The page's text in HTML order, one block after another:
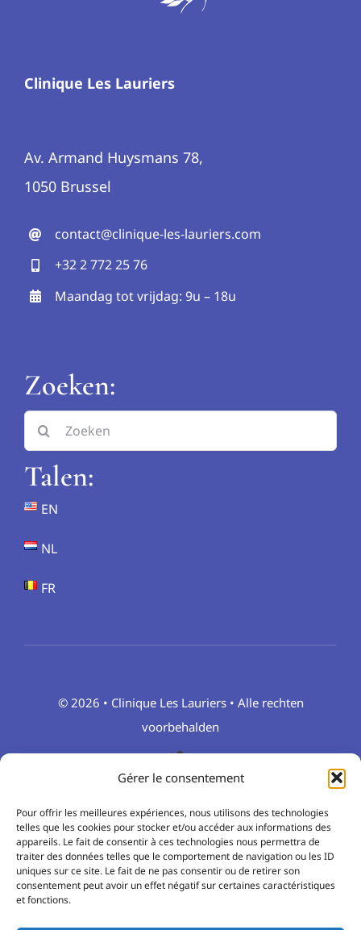
Gérer le consentement
Pour offrir les meilleures expériences, nous utilisons des technologies
telles que les cookies pour stocker et/ou accéder aux informations des
appareils. Le fait de consentir à ces technologies nous permettra de
traiter des données telles que le comportement de navigation ou les ID
uniques sur ce site. Le fait de ne pas consentir ou de retirer son
consentement peut avoir un effet négatif sur certaines caractéristiques
et fonctions.
Clinique Les Lauriers
Av. Armand Huysmans 78,
1050 Brussel
contact@clinique-les-lauriers.com
+32 2 772 25 76
Maandag tot vrijdag: 9u – 18u
Zoeken:
Search
for:
Talen:
EN
NL
FR
© 2026 • Clinique Les Lauriers • Alle rechten
voorbehalden